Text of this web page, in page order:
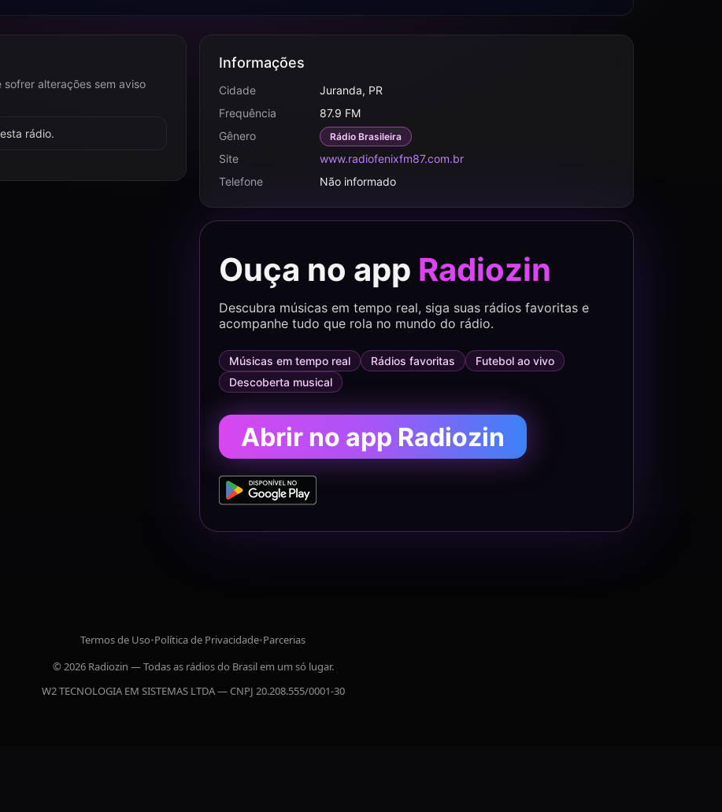
alterações sem aviso
rádio.
Informações
Cidade
Juranda, PR
Frequência
87.9 FM
Gênero
Rádio Brasileira
Site
www.radiofenixfm87.com.br
Telefone
Não informado
Ouça no app Radiozin
Descubra músicas em tempo real, siga suas rádios favoritas e
acompanhe tudo que rola no mundo do rádio.
Músicas em tempo real Rádios favoritas
Futebol ao vivo
Descoberta musical
Abrir no app Radiozin
Termos de Uso•Política de Privacidade•Parcerias
© 2026 Radiozin — Todas as rádios do Brasil em um só lugar.
W2 TECNOLOGIA EM SISTEMAS LTDA — CNPJ 20.208.555/0001-30